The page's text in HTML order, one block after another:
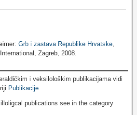
Grb i zastava Republike Hrvatske
International, Zagreb, 2008.
i veksilološkim publikacijama vidi
Publikacije.
publications see in the category